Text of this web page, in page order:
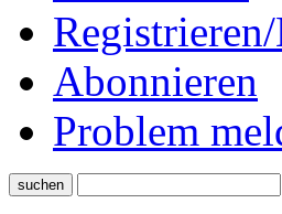
Abonnieren
Problem
suchen